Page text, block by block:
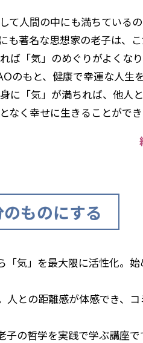
て人間の中にも満ちている
も著名な思想家の老子は、
ば「気」のめぐりがよくな
のもと、健康で幸運な人生
に「気」が満ちれば、他人
なく幸せに生きることができ
ものにする
気」を最大限に活性化。始
人との距離感が体感でき、
の哲学を実践で学ぶ講座で